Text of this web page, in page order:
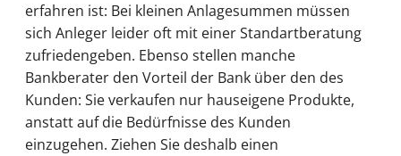
erfahren ist: Bei kleinen Anlagesummen müssen
sich Anleger leider oft mit einer Standartberatung
zufriedengeben. Ebenso stellen manche
Bankberater den Vorteil der Bank über den des
Kunden: Sie verkaufen nur hauseigene Produkte,
anstatt auf die Bedürfnisse des Kunden
einzugehen. Ziehen Sie deshalb einen